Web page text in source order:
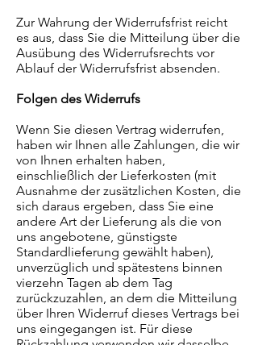
Zur Wahrung der Widerrufsfrist reicht
es aus, dass Sie die Mitteilung über die
Ausübung des Widerrufsrechts vor
Ablauf der Widerrufsfrist absenden.
Folgen des Widerrufs
Wenn Sie diesen Vertrag widerrufen,
haben wir Ihnen alle Zahlungen, die wir
von Ihnen erhalten haben,
einschließlich der Lieferkosten (mit
Ausnahme der zusätzlichen Kosten, die
sich daraus ergeben, dass Sie eine
andere Art der Lieferung als die von
uns angebotene, günstigste
Standardlieferung gewählt haben),
unverzüglich und spätestens binnen
vierzehn Tagen ab dem Tag
zurückzuzahlen, an dem die Mitteilung
über Ihren Widerruf dieses Vertrags bei
uns eingegangen ist. Für diese